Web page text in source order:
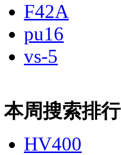
F42A
pu16
vs-5
本周搜索排行
HV400